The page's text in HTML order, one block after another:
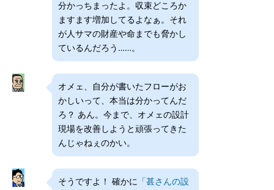
分かっちまったよ。収束どころか
ますます増加してるよなぁ。それ
が人サマの財産や命までも脅かし
ているんだろう……。
オメェ、自分が書いたフローがお
かしいって、本当は分かってんだ
ろ？ あん。今まで、オメェの設計
現場を改善しようと頑張ってきた
んじゃねぇのかい。
そうですよ！ 確かに
「甚さんの設